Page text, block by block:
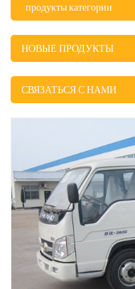
продукты категории
НОВЫЕ ПРОДУКТЫ
СВЯЗАТЬСЯ С НАМИ